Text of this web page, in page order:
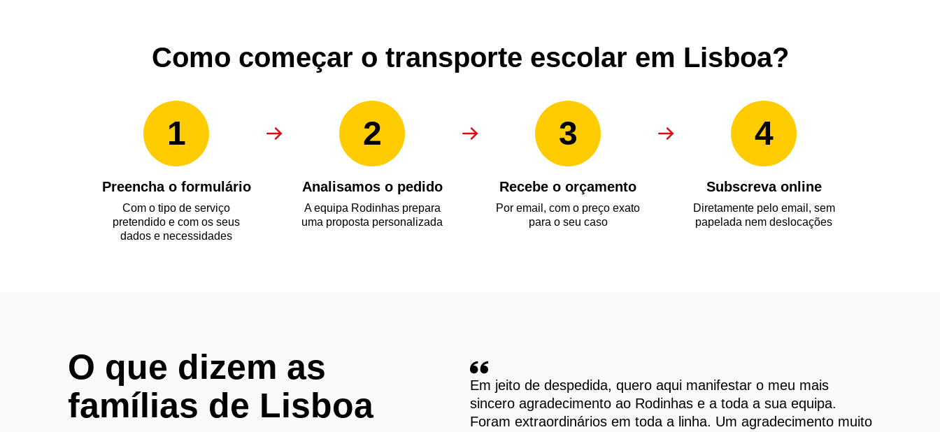
Como começar o transporte escolar em Lisboa?
1
Preencha o formulário
Com o tipo de serviço
pretendido e com os seus
dados e necessidades
2
Analisamos o pedido
A equipa Rodinhas prepara
uma proposta personalizada
3
Recebe o orçamento
Por email, com o preço exato
para o seu caso
4
Subscreva online
Diretamente pelo email, sem
papelada nem deslocações
O que dizem as
famílias de Lisboa
Em jeito de despedida, quero aqui manifestar o meu mais
sincero agradecimento ao Rodinhas e a toda a sua equipa.
Foram extraordinários em toda a linha. Um agradecimento muito